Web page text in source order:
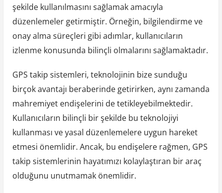
şekilde kullanılmasını sağlamak amacıyla
düzenlemeler getirmiştir. Örneğin, bilgilendirme ve
onay alma süreçleri gibi adımlar, kullanıcıların
izlenme konusunda bilinçli olmalarını sağlamaktadır.
GPS takip sistemleri, teknolojinin bize sunduğu
birçok avantajı beraberinde getirirken, aynı zamanda
mahremiyet endişelerini de tetikleyebilmektedir.
Kullanıcıların bilinçli bir şekilde bu teknolojiyi
kullanması ve yasal düzenlemelere uygun hareket
etmesi önemlidir. Ancak, bu endişelere rağmen, GPS
takip sistemlerinin hayatımızı kolaylaştıran bir araç
olduğunu unutmamak önemlidir.